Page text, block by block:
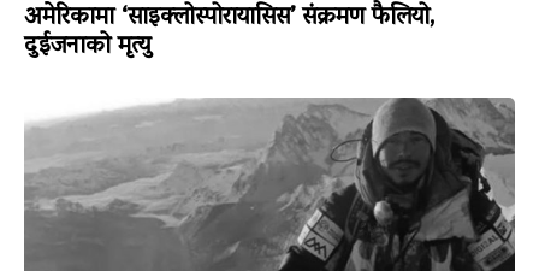
अमेरिकामा ‘साइक्लोस्पोरायासिस’ संक्रमण फैलियो,
दुईजनाको मृत्यु